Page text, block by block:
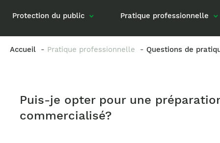
Protection du public Pratique professionnelle
Exercice en société
Accueil Pratique professionnelle Questions de
Puis-je opter pour une
commercialisé?